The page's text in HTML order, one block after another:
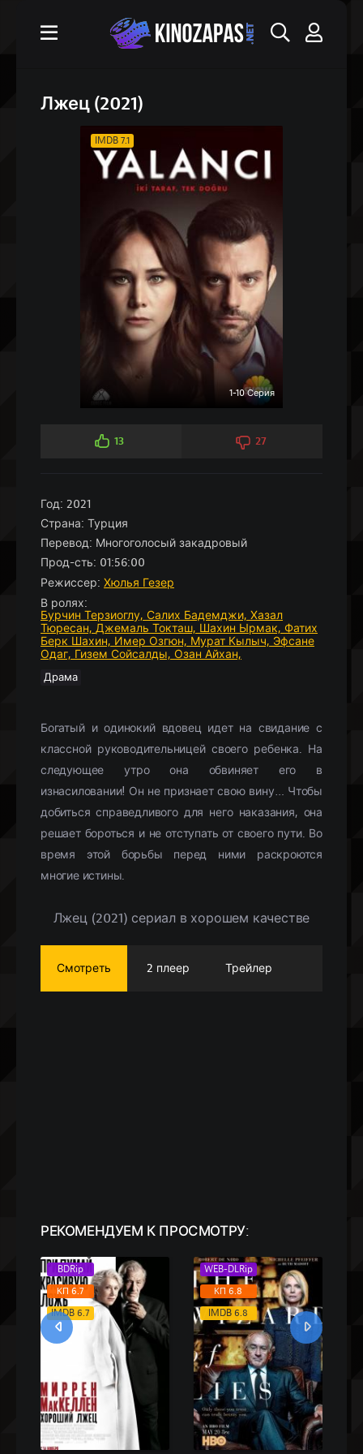
Лжец (2021)
IMDB 7.1
1-10 Серия
13 27
Год: 2021
Страна: Турция
Перевод: Многоголосый закадровый
Прод-сть: 01:56:00
Режиссер: Хюлья Гезер
В ролях:
Бурчин Терзиоглу, Салих Бадемджи, Хазал
Тюресан, Джемаль Токташ, Шахин Ырмак, Фатих
Берк Шахин, Имер Озгюн, Мурат Кылыч, Эфсане
Одаг, Гизем Сойсалды, Озан Айхан,
Драма
Богатый и одинокий вдовец идет на свидание с
классной руководительницей своего ребенка. На
следующее утро она обвиняет его в
изнасиловании! Он не признает свою вину… Чтобы
добиться справедливого для него наказания, она
решает бороться и не отступать от своего пути. Во
время этой борьбы перед ними раскроются
многие истины.
Лжец (2021) сериал в хорошем качестве
Смотреть 2 плеер Трейлер
РЕКОМЕНДУЕМ К ПРОСМОТРУ:
WEB-DLRip
КП 6.8
IMDB 6.8
HDTVRip
КП 7.4
IMDB 6.8
1-16 Серия